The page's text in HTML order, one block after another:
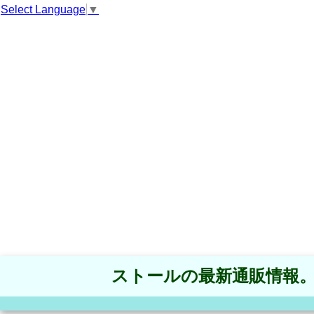
Select Language ▼
ストールの最新通販情報